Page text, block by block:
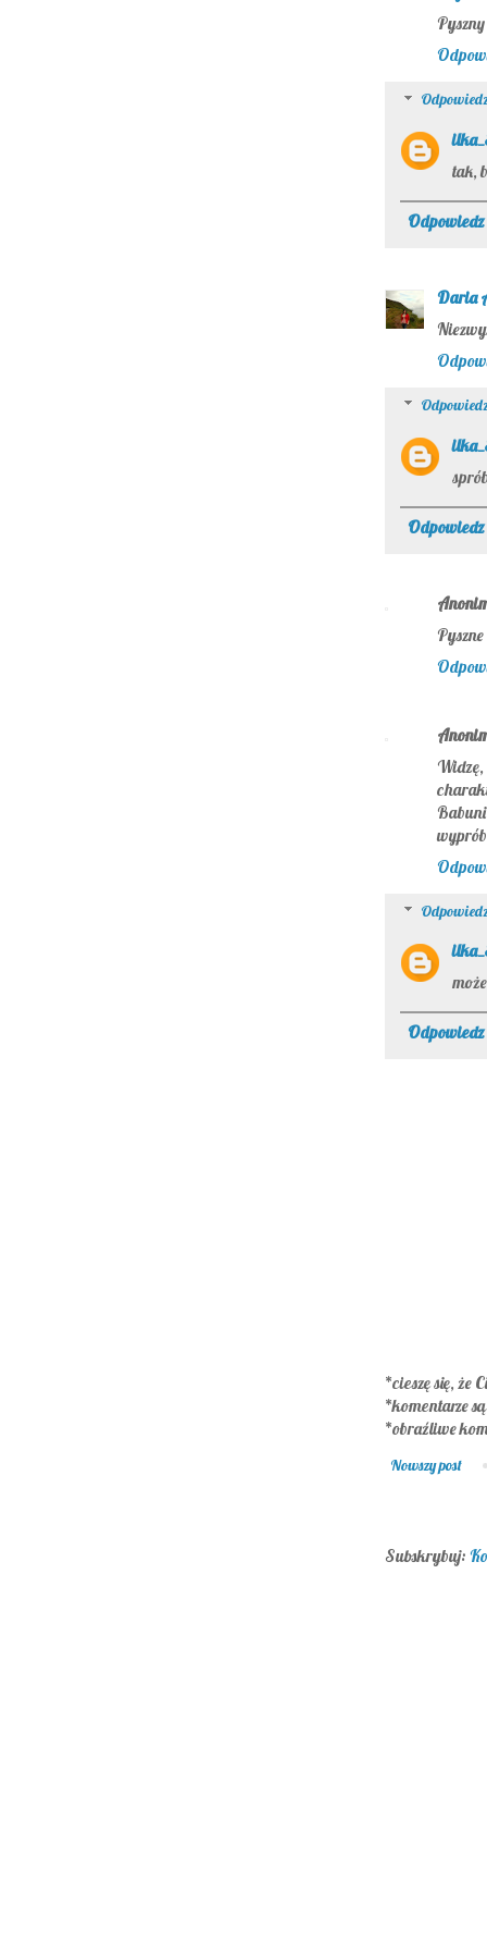
tak,
Odpowiedz
Daria
Odpowiedz
Odpowiedz
*cieszę się, że
*komentarze
*obraźliwe
Nowszy post
Subskrybuj: